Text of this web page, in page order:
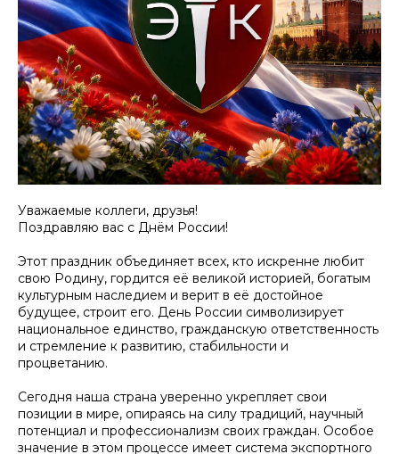
Уважаемые коллеги, друзья!
Поздравляю вас с Днём России!
Этот праздник объединяет всех, кто искренне любит
свою Родину, гордится её великой историей, богатым
культурным наследием и верит в её достойное
будущее, строит его. День России символизирует
национальное единство, гражданскую ответственность
и стремление к развитию, стабильности и
процветанию.
Сегодня наша страна уверенно укрепляет свои
позиции в мире, опираясь на силу традиций, научный
потенциал и профессионализм своих граждан. Особое
значение в этом процессе имеет система экспортного